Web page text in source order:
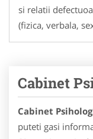
si relatii
(fizica, verbala,
Cabinet
Cabinet
puteti gasi